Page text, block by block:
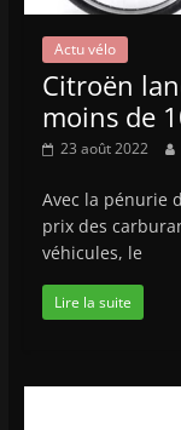
Actu vélo
Citroën
moins de
23 août 2022
Avec la pénurie
prix des
véhicules, le
Lire la suite